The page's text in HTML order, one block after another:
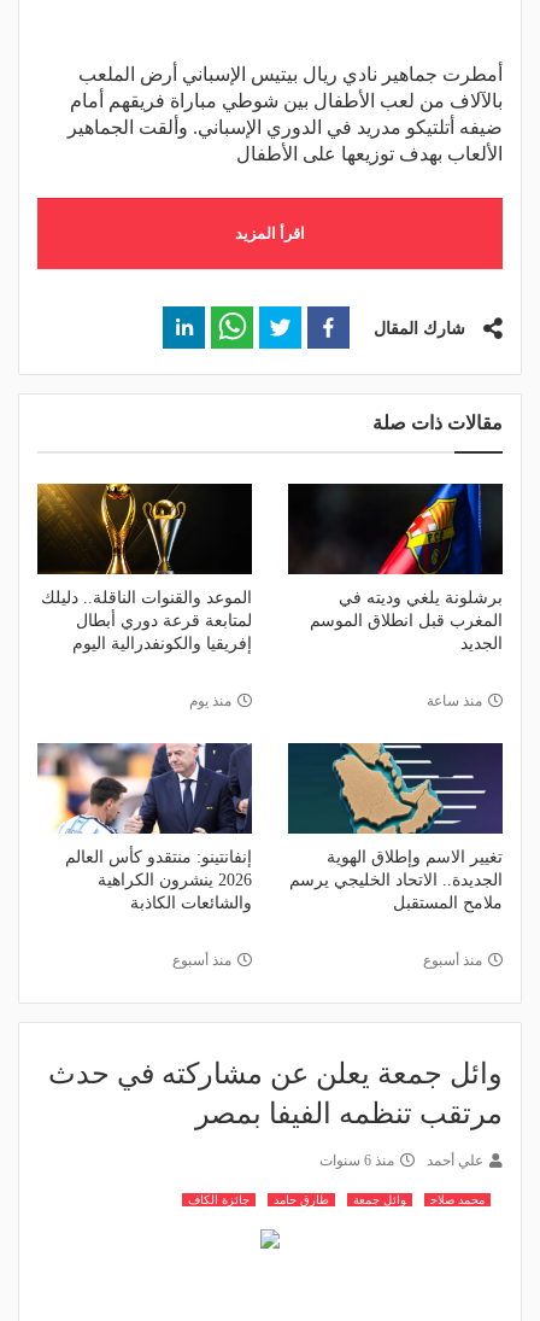
أمطرت جماهير نادي ريال بيتيس الإسباني أرض الملعب
بالآلاف من لعب الأطفال بين شوطي مباراة فريقهم أمام
ضيفه أتلتيكو مدريد في الدوري الإسباني. وألقت الجماهير
الألعاب بهدف توزيعها على الأطفال
اقرأ المزيد
شارك المقال
مقالات ذات صلة
برشلونة يلغي وديته في
المغرب قبل انطلاق الموسم
الجديد
منذ ساعة
الموعد والقنوات الناقلة.. دليلك
لمتابعة قرعة دوري أبطال
إفريقيا والكونفدرالية اليوم
منذ يوم
تغيير الاسم وإطلاق الهوية
الجديدة.. الاتحاد الخليجي يرسم
ملامح المستقبل
منذ أسبوع
إنفانتينو: منتقدو كأس العالم
2026 ينشرون الكراهية
والشائعات الكاذبة
منذ أسبوع
وائل جمعة يعلن عن مشاركته في حدث
مرتقب تنظمه الفيفا بمصر
علي أحمد منذ 6 سنوات
محمد صلاح وائل جمعة طارق حامد جائزة الكاف